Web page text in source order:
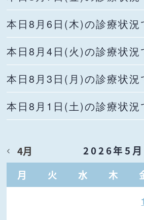
本日8月6日(木)の診療状況
本日8月4日(火)の診療状況
本日8月3日(月)の診療状況
本日8月1日(土)の診療状況
2026年5月
月
火 水 木
4月
1